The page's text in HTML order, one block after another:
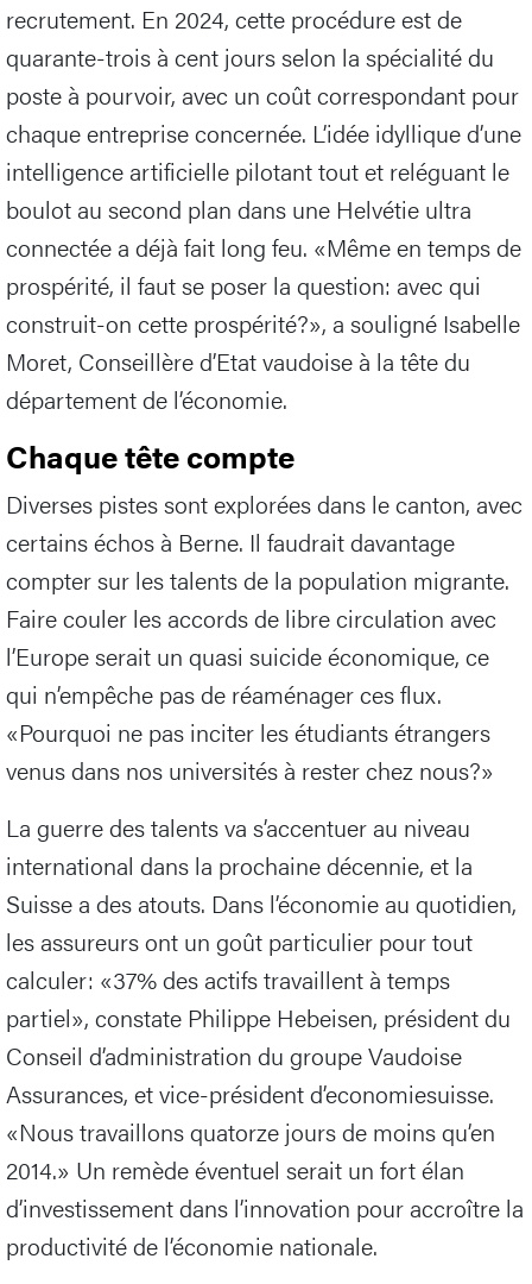
recrutement. En 2024, cette procédure est de
quarante-trois à cent jours selon la spécialité du
poste à pourvoir, avec un coût correspondant pour
chaque entreprise concernée. L’idée idyllique d’une
intelligence artificielle pilotant tout et reléguant le
boulot au second plan dans une Helvétie ultra
connectée a déjà fait long feu. «Même en temps de
prospérité, il faut se poser la question: avec qui
construit-on cette prospérité?», a souligné Isabelle
Moret, Conseillère d’Etat vaudoise à la tête du
département de l’économie.
Chaque tête compte
Diverses pistes sont explorées dans le canton, avec
certains échos à Berne. Il faudrait davantage
compter sur les talents de la population migrante.
Faire couler les accords de libre circulation avec
l’Europe serait un quasi suicide économique, ce
qui n’empêche pas de réaménager ces flux.
«Pourquoi ne pas inciter les étudiants étrangers
venus dans nos universités à rester chez nous?»
La guerre des talents va s’accentuer au niveau
international dans la prochaine décennie, et la
Suisse a des atouts. Dans l’économie au quotidien,
les assureurs ont un goût particulier pour tout
calculer: «37% des actifs travaillent à temps
partiel», constate Philippe Hebeisen, président du
Conseil d’administration du groupe Vaudoise
Assurances, et vice-président d’economiesuisse.
«Nous travaillons quatorze jours de moins qu’en
2014.» Un remède éventuel serait un fort élan
d’investissement dans l’innovation pour accroître la
productivité de l’économie nationale.